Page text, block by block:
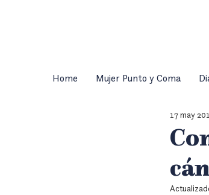
Home Mujer Punto y Coma
17 may